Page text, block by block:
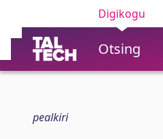
Digikogu
Otsing
pealkiri